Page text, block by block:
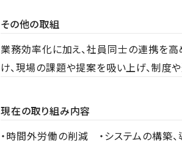
その他の取組
業務効率化に加え、社員同士の連携を
け、現場の課題や提案を吸い上げ、制度
現在の取り組み内容
・時間外労働の削減 ・システムの構